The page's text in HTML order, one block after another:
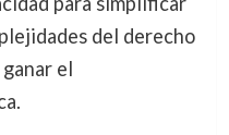
del derecho
el